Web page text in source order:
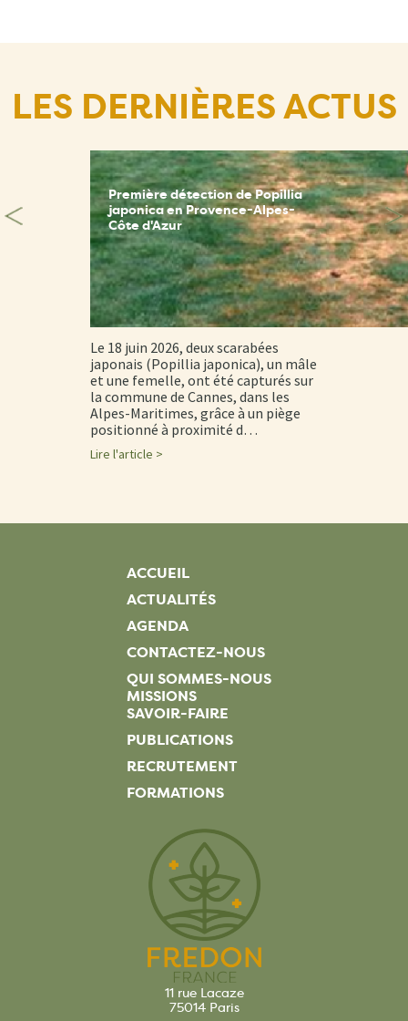
LES DERNIÈRES ACTUS
Première détection de Popillia
japonica en Provence-Alpes-
Côte d'Azur
Le 18 juin 2026, deux scarabées
japonais (Popillia japonica), un mâle
et une femelle, ont été capturés sur
la commune de Cannes, dans les
Alpes-Maritimes, grâce à un piège
positionné à proximité d…
Lire l'article >
ACCUEIL
ACTUALITÉS
AGENDA
CONTACTEZ-NOUS
QUI SOMMES-NOUS
MISSIONS
SAVOIR-FAIRE
PUBLICATIONS
RECRUTEMENT
FORMATIONS
11 rue Lacaze
75014 Paris